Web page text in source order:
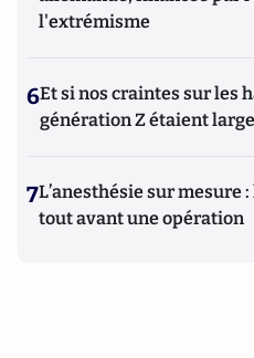
l'extrémisme
6Et si nos craintes sur les
génération Z étaient
7L’anesthésie sur mesure
tout avant une opération